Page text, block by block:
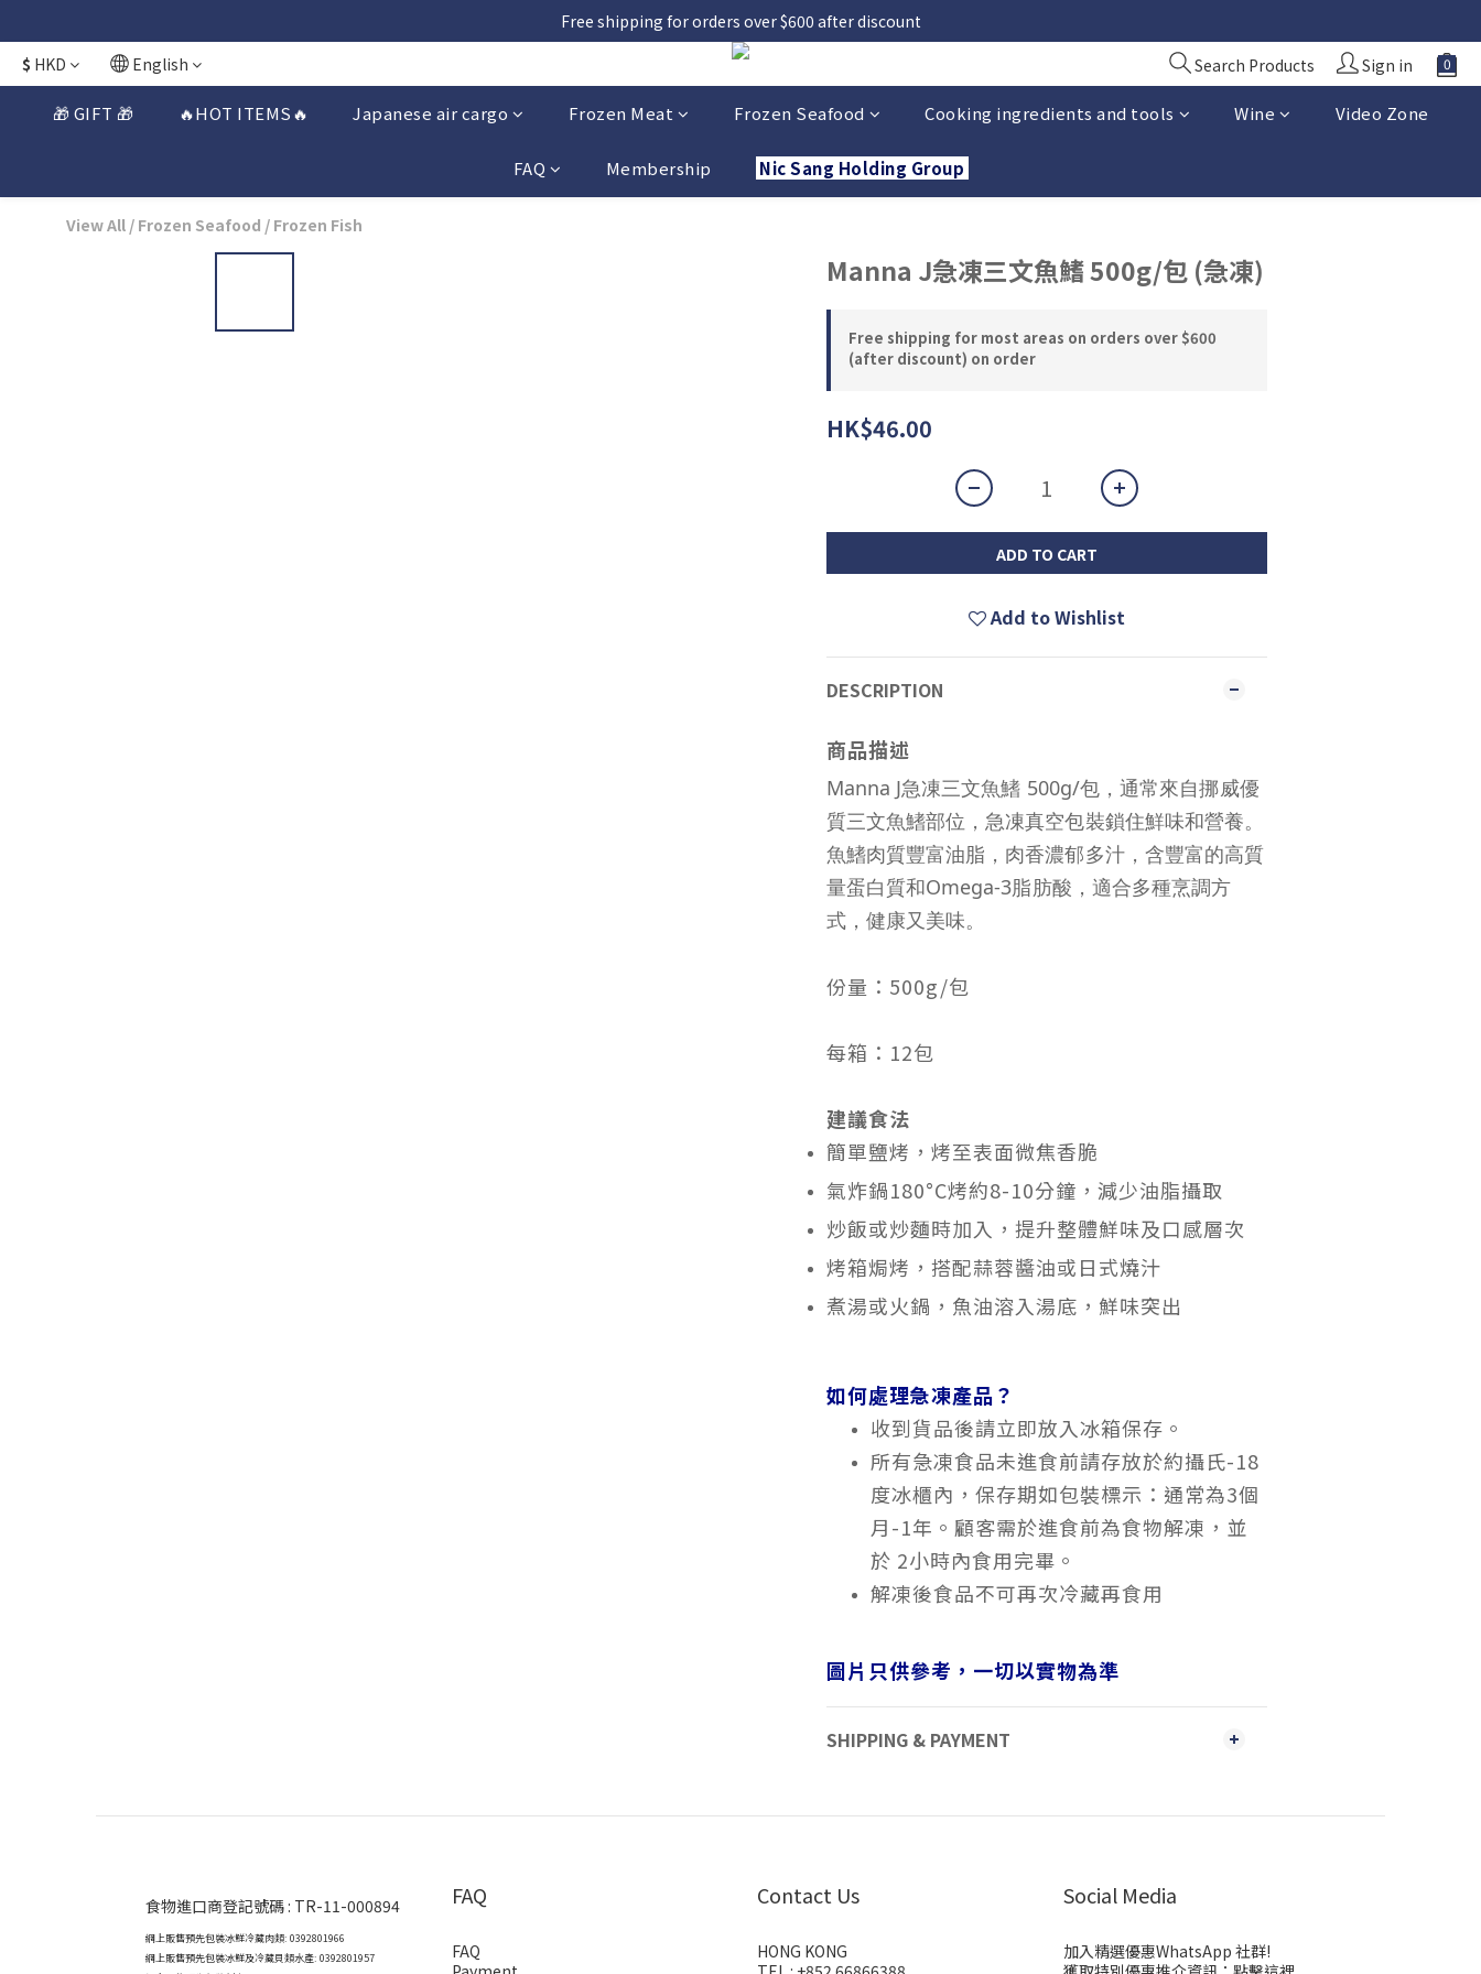
日本接近假期，貨源較不穩定；如想在 8 月 11 日至 8 月 15 日收貨，請務必於 8 月 10 日前落單
Free shipping for orders over $600 after discount
日本接近假期，貨源較不穩定；如想在 8 月 11 日至 8 月 15 日收貨，請務必於 8 月 10 日前落單
$ HKD English Search Products Sign in
🎁 GIFT 🎁 🔥HOT ITEMS🔥 Japanese air cargo Frozen Meat Frozen Seafood Cooking ingredients and tools Wine Video Zone
FAQ Membership Nic Sang Holding Group
View All / Frozen Seafood / Frozen Fish
Manna J急凍三文魚鰭 500g/包 (急凍)
Free shipping for most areas on orders over $600
(after discount) on order
HK$46.00
ADD TO CART
Add to Wishlist
DESCRIPTION
商品描述
Manna J急凍三文魚鰭 500g/包，通常來自挪威優
質三文魚鰭部位，急凍真空包裝鎖住鮮味和營養。
魚鰭肉質豐富油脂，肉香濃郁多汁，含豐富的高質
量蛋白質和Omega-3脂肪酸，適合多種烹調方
式，健康又美味。
份量：500g/包
每箱：12包
建議食法
簡單鹽烤，烤至表面微焦香脆
氣炸鍋180°C烤約8-10分鐘，減少油脂攝取
炒飯或炒麵時加入，提升整體鮮味及口感層次
烤箱焗烤，搭配蒜蓉醬油或日式燒汁
煮湯或火鍋，魚油溶入湯底，鮮味突出
如何處理急凍產品？
收到貨品後請立即放入冰箱保存。
所有急凍食品未進食前請存放於約攝氏-18
度冰櫃內，保存期如包裝標示：通常為3個
月-1年。顧客需於進食前為食物解凍，並
於 2小時內食用完畢。
解凍後食品不可再次冷藏再食用
圖片只供參考，一切以實物為準
SHIPPING & PAYMENT
食物進口商登記號碼 : TR-11-000894
網上販售預先包裝冰鮮冷藏肉類: 0392801966
網上販售預先包裝冰鮮及冷藏貝類水產: 0392801957
FAQ
FAQ
Contact Us
HONG KONG
Social Media
加入精選優惠WhatsApp 社群!